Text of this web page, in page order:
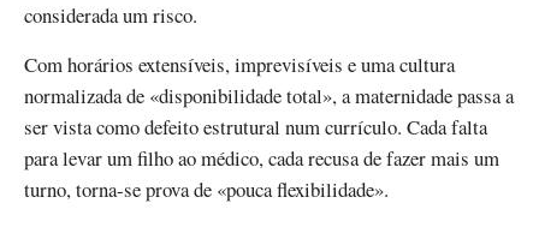
considerada um risco.
Com horários extensíveis, imprevisíveis e uma cultura
normalizada de «disponibilidade total», a maternidade passa a
ser vista como defeito estrutural num currículo. Cada falta
para levar um filho ao médico, cada recusa de fazer mais um
turno, torna-se prova de «pouca flexibilidade».